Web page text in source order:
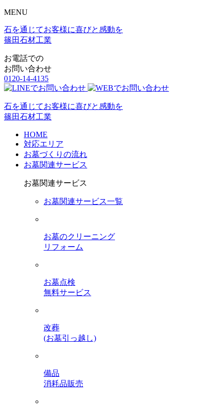
MENU
石を通じてお客様に喜びと感動を
篠田石材工業
お電話での
お問い合わせ
0120-14-4135
石を通じてお客様に喜びと感動を
篠田石材工業
HOME
対応エリア
お墓づくりの流れ
お墓関連サービス
お墓関連サービス
お墓関連サービス一覧
お墓のクリーニング
リフォーム
お墓点検
無料サービス
改葬
(お墓引っ越し)
備品
消耗品販売